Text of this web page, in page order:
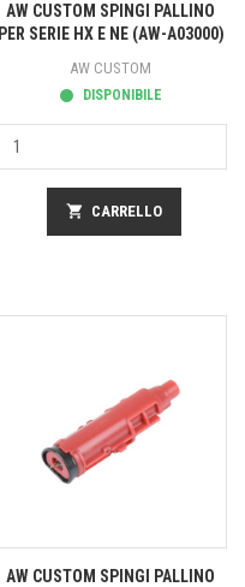
AW CUSTOM SPINGI PALLINO
PER SERIE HX E NE (AW-A03000)
AW CUSTOM
DISPONIBILE
shopping_cart CARRELLO
AW CUSTOM SPINGI PALLINO